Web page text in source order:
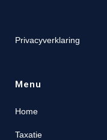
Privacyverklaring
Menu
Home
Taxatie